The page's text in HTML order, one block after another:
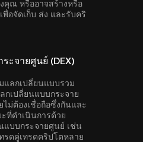
คุณ หรืออาจสร้างหรือ
อจัดเก็บ ส่ง และรับคริ
ะจายศูนย์ (DEX)
แลกเปลี่ยนแบบรวม
กเปลี่ยนแบบกระจาย
ม่ต้องเชื่อถือซึ่งกันและ
ที่ดำเนินการด้วย
แบบกระจายศูนย์ เช่น
รดคู่เทรดคริปโตหลาย